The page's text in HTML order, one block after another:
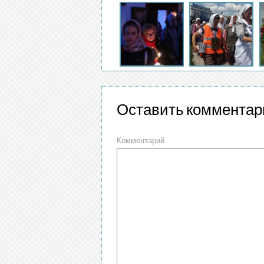
Оставить
Комментарий